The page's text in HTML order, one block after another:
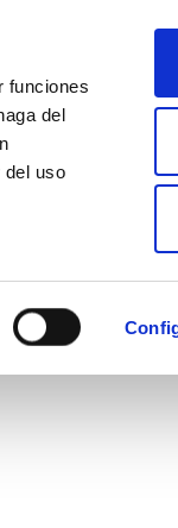
funciones
del
del uso